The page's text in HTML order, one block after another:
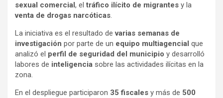
sexual comercial, eltráfico ilícito de migrantes y la
venta de drogas narcóticas.
La iniciativa es el resultado devarias semanas de
investigación por parte de un equipo multiagencial que
analizó el perfil de seguridad del municipio y desarrolló
labores de inteligencia sobre las actividades ilícitas en la
zona.
En el despliegue participaron 35 fiscales y más de 500